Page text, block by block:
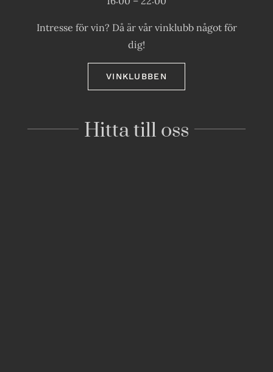
Intresse för vin? Då är vår vinklubb något för
dig!
VINKLUBBEN
Hitta till oss